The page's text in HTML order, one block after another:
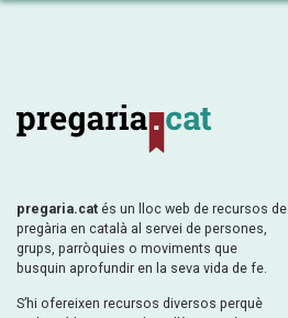
pregaria.cat és un lloc web de recursos de
pregària en català al servei de persones,
grups, parròquies o moviments que
busquin aprofundir en la seva vida de fe.
S’hi ofereixen recursos diversos perquè